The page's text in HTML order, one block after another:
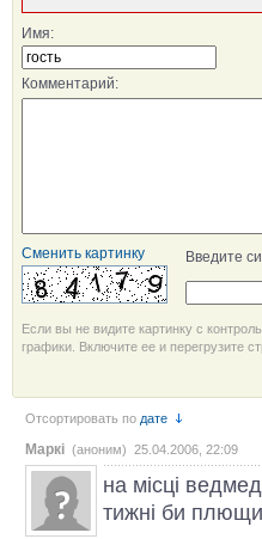
Имя:
Комментарий:
Сменить картинку Введите
Если вы не видите картинку с
графики. Включите ее и перегрузите
Отсортировать по дате
Маркі (аноним) 25.04.2006, 22:09
на місці
тижні би